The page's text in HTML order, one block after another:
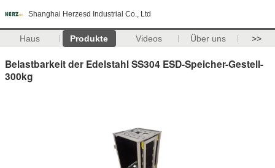
Shanghai Herzesd Industrial Co., Ltd
Haus Produkte Videos Über uns >>
Belastbarkeit der Edelstahl SS304 ESD-Speicher-Gestell-
300kg